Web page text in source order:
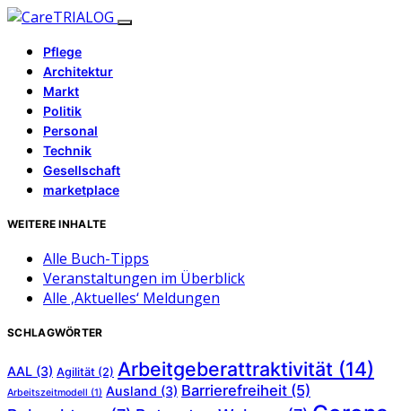
Pflege
Architektur
Markt
Politik
Personal
Technik
Gesellschaft
marketplace
WEITERE INHALTE
Alle Buch-Tipps
Veranstaltungen im Überblick
Alle ‚Aktuelles‘ Meldungen
SCHLAGWÖRTER
AAL (3) Agilität (2) Arbeitgeberattraktivität (14)
Arbeitszeitmodell (1) Ausland (3) Barrierefreiheit (5)